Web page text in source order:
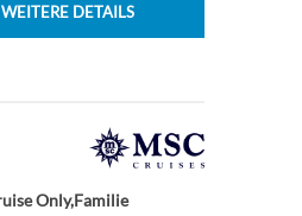
Suite
WEITERE DETAILS
Only,Familie